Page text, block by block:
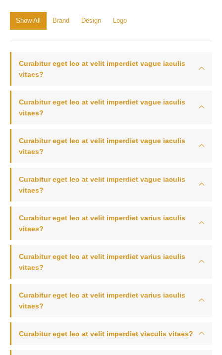
Show All Brand Design Logo
Curabitur eget leo at velit imperdiet vague iaculis
vitaes?
Curabitur eget leo at velit imperdiet vague iaculis
vitaes?
Curabitur eget leo at velit imperdiet vague iaculis
vitaes?
Curabitur eget leo at velit imperdiet vague iaculis
vitaes?
Curabitur eget leo at velit imperdiet varius iaculis
vitaes?
Curabitur eget leo at velit imperdiet varius iaculis
vitaes?
Curabitur eget leo at velit imperdiet varius iaculis
vitaes?
Curabitur eget leo at velit imperdiet viaculis vitaes?